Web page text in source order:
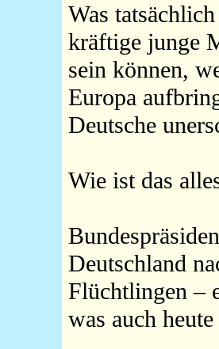
Was
kräftige junge
sein können,
Europa
Deutsche
Wie ist das
Deutschland
Flüchtlingen –
was auch